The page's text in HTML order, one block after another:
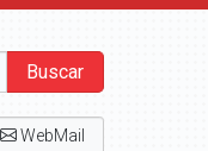
Buscar
WebMail